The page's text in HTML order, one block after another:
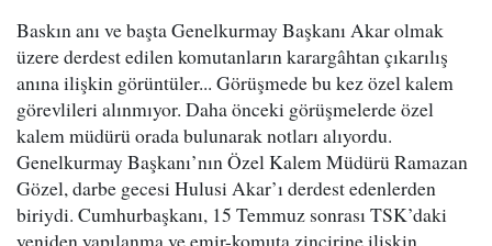
Baskın anı ve başta Genelkurmay Başkanı Akar olmak
üzere derdest edilen komutanların karargâhtan çıkarılış
anına ilişkin görüntüler... Görüşmede bu kez özel kalem
görevlileri alınmıyor. Daha önceki görüşmelerde özel
kalem müdürü orada bulunarak notları alıyordu.
Genelkurmay Başkanı’nın Özel Kalem Müdürü Ramazan
Gözel, darbe gecesi Hulusi Akar’ı derdest edenlerden
biriydi. Cumhurbaşkanı, 15 Temmuz sonrası TSK’daki
yeniden yapılanma ve emir-komuta zincirine ilişkin